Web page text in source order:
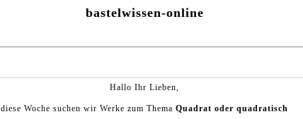
bastelwissen-online
Hallo Ihr Lieben,
diese Woche suchen wir Werke zum Thema Quadrat oder quadratisch